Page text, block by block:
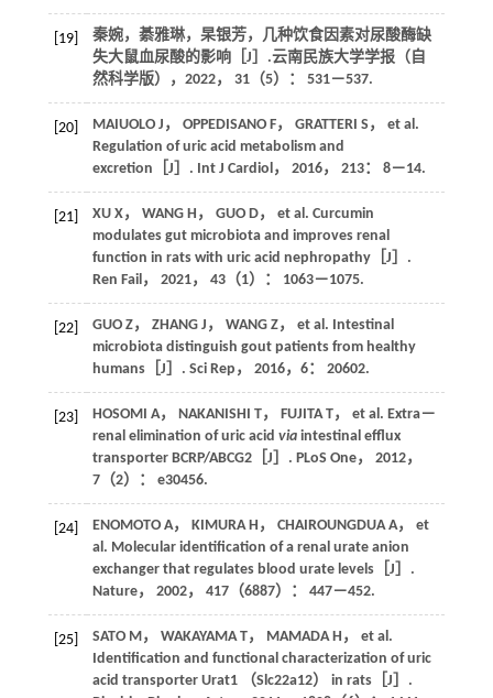
[19]
秦婉，綦雅琳，杲银芳，几种饮食因素对尿酸酶缺
失大鼠血尿酸的影响［J］.云南民族大学学报（自
然科学版）
， 2022， 31（5）： 531－537.
[20] MAIUOLO J ， OPPEDISANO F， GRATTERI S ， et al.
Regulation of uric acid metabolism and
excretion［J］. Int J Cardiol， 2016， 213： 8－14.
[21] XU X， WANG H ， GUO D， et al. Curcumin
modulates gut microbiota and improves renal
function in rats with uric acid nephropathy［J］.
Ren Fail， 2021， 43（1）： 1063－1075.
[22] GUO Z， ZHANG J ， WANG Z， et al. Intestinal
microbiota distinguish gout patients from healthy
humans［J］. Sci Rep ， 2016， 6： 20602.
[23] HOSOMI A， NAKANISHI T， FUJITA T， et al. Extra－
renal elimination of uric acid viaintestinal efflux
transporter BCRP/ABCG2［J］. PLoS One， 2012，
7（2）： e30456.
[24] ENOMOTO A， KIMURA H ， CHAIROUNGDUA A， et
al. Molecular identification of a renal urate anion
exchanger that regulates blood urate levels［J］.
Nature， 2002， 417（6887）： 447－452.
[25] SATO M， WAKAYAMA T， MAMADA H ， et al.
Identification and functional characterization of uric
acid transporter Urat1 （Slc22a12） in rats［J］.